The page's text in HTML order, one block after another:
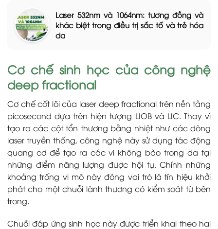
Laser 532nm và 1064nm: tương đồng và
khác biệt trong điều trị sắc tố và trẻ hóa
da
Cơ chế sinh học của công nghệ
deep fractional
Cơ chế cốt lõi của laser deep fractional trên nền tảng
picosecond dựa trên hiện tượng LIOB và LIC. Thay vì
tạo ra các cột tổn thương bằng nhiệt như các dòng
laser truyền thống, công nghệ này sử dụng tác động
quang cơ để tạo ra các vi không bào trong da tại
những điểm năng lượng được hội tụ. Chính những
khoảng trống vi mô này đóng vai trò là tín hiệu khởi
phát cho một chuỗi lành thương có kiểm soát từ bên
trong.
Chuỗi đáp ứng sinh học này được triển khai theo hai